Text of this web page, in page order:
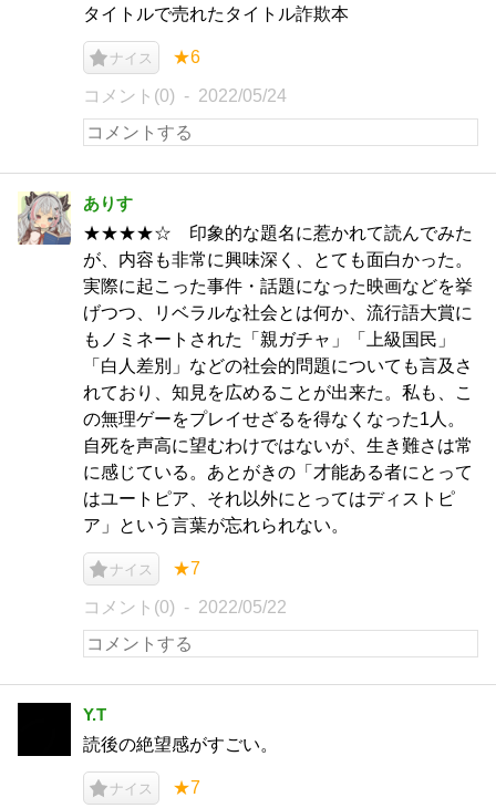
タイトルで売れたタイトル詐欺本
ナイス ★6
コメント(0) 2022/05/24
ありす
★★★★☆ 印象的な題名に惹かれて読んでみた
が、内容も非常に興味深く、とても面白かった。
実際に起こった事件・話題になった映画などを挙
げつつ、リベラルな社会とは何か、流行語大賞に
もノミネートされた「親ガチャ」「上級国民」
「白人差別」などの社会的問題についても言及さ
れており、知見を広めることが出来た。私も、こ
の無理ゲーをプレイせざるを得なくなった1人。
自死を声高に望むわけではないが、生き難さは常
に感じている。あとがきの「才能ある者にとって
はユートピア、それ以外にとってはディストピ
ア」という言葉が忘れられない。
ナイス ★7
コメント(0) 2022/05/22
Y.T
読後の絶望感がすごい。
ナイス ★7